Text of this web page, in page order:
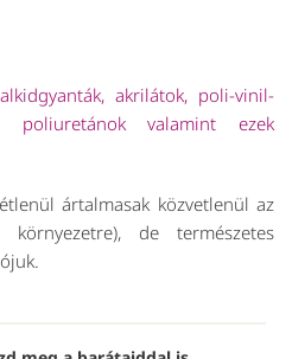
akrilátok, poli-vinil-
poliuretánok valamint ezek
ártalmasak közvetlenül az
de természetes